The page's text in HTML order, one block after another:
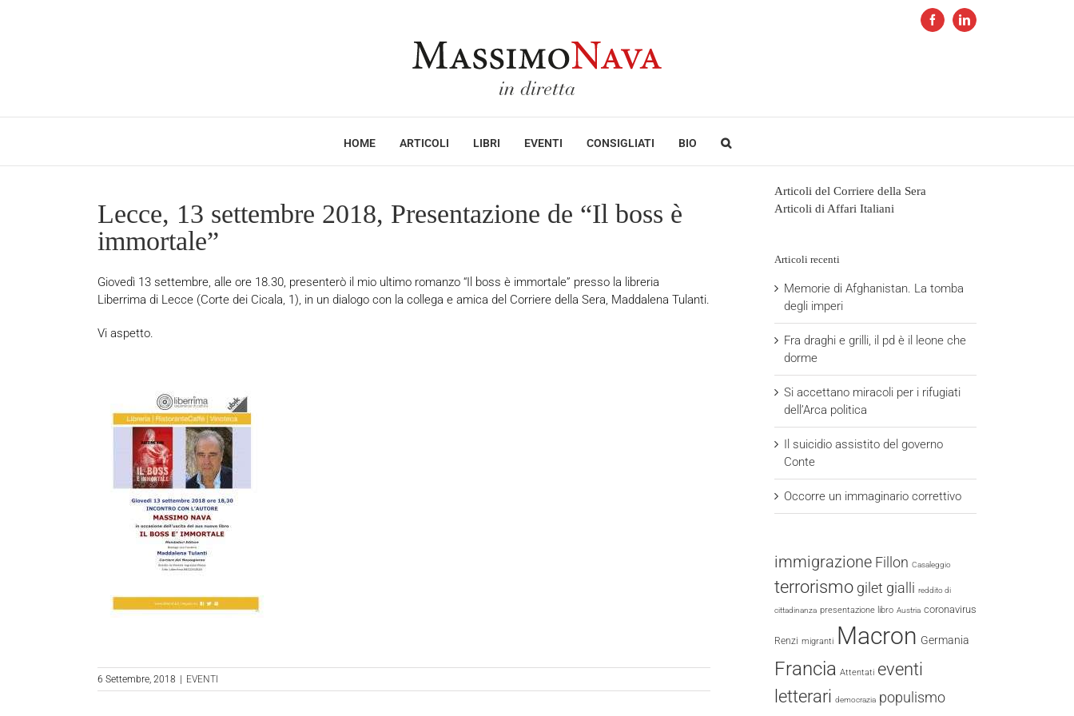
FacebookLinkedIn
HOME ARTICOLI LIBRI EVENTI CONSIGLIATI BIO
Lecce, 13 settembre 2018, Presentazione de “Il boss è
immortale”
Giovedì 13 settembre, alle ore 18.30, presenterò il mio ultimo romanzo “Il boss è immortale” presso la libreria
Liberrima di Lecce (Corte dei Cicala, 1), in un dialogo con la collega e amica del Corriere della Sera, Maddalena Tulanti.
Vi aspetto.
6 Settembre, 2018 | EVENTI
Articoli del Corriere della Sera
Articoli di Affari Italiani
Articoli recenti
Memorie di Afghanistan. La tomba
degli imperi
Fra draghi e grilli, il pd è il leone che
dorme
Si accettano miracoli per i rifugiati
dell’Arca politica
Il suicidio assistito del governo
Conte
Occorre un immaginario correttivo
immigrazione Fillon Casaleggio
terrorismo gilet gialli reddito di
cittadinanza presentazione libro Austria coronavirus
Renzi migranti Macron Germania
Francia Attentati eventi
letterari democrazia populismo